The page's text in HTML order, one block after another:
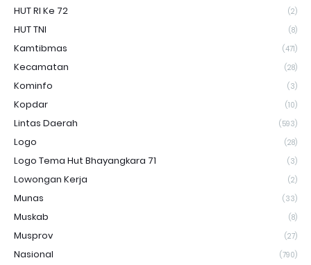
HUT RI Ke 72 (2)
HUT TNI (8)
Kamtibmas (471)
Kecamatan (28)
Kominfo (3)
Kopdar (10)
Lintas Daerah (593)
Logo (28)
Logo Tema Hut Bhayangkara 71 (3)
Lowongan Kerja (2)
Munas (33)
Muskab (8)
Musprov (27)
Nasional (790)